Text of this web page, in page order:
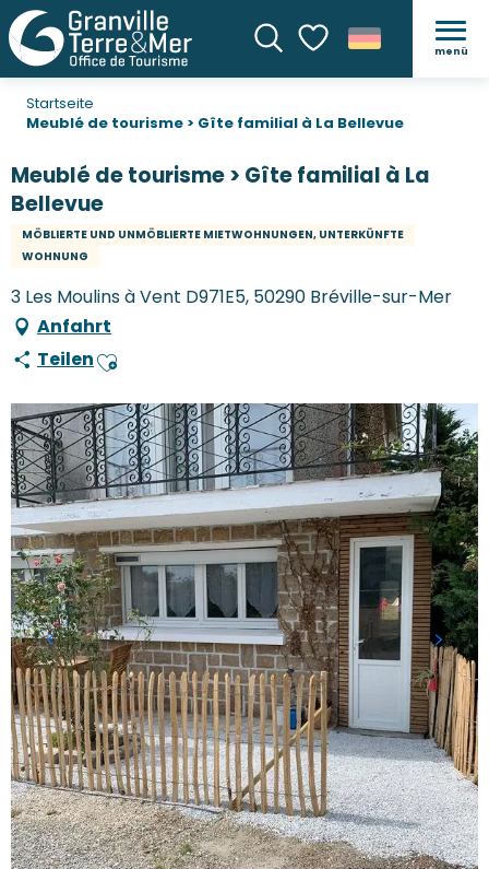
SucheVoir les favoris
menü
Startseite
Meublé de tourisme > Gîte familial à La Bellevue
Meublé de tourisme > Gîte familial à La
Bellevue
MÖBLIERTE UND UNMÖBLIERTE MIETWOHNUNGEN, UNTERKÜNFTE
WOHNUNG
3 Les Moulins à Vent D971E5, 50290 Bréville-sur-Mer
Anfahrt
TeilenAjouter aux favoris